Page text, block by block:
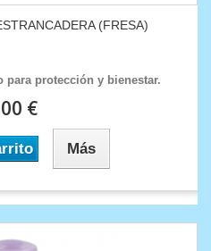
(FRESA)
para protección y bienestar.
€
Más